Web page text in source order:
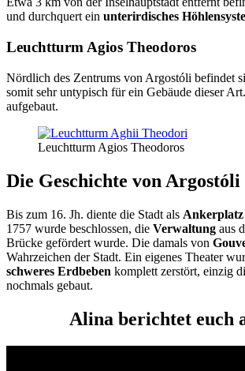
und durchquert ein unterirdisches
Leuchtturm Agios Theodoros
Nördlich des Zentrums von Argostóli befindet
somit sehr untypisch für ein Gebäude dieser
aufgebaut.
Leuchtturm Agios Theodoros
Die Geschichte von Argostóli
Bis zum 16. Jh. diente die Stadt als Ankerplatz
1757 wurde beschlossen, die Verwaltung aus
Brücke gefördert wurde. Die damals von
Wahrzeichen der Stadt. Ein eigenes Theater
schweres Erdbeben komplett zerstört, einzig
nochmals gebaut.
Alina berichtet euch